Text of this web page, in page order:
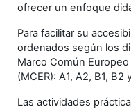
ofrecer un enfoque
Para facilitar su
ordenados según los
Marco Común
(MCER): A1, A2, B1, B2
Las actividades